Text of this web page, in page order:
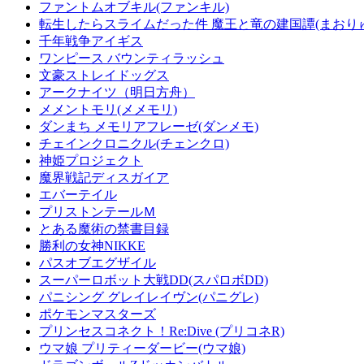
ファントムオブキル(ファンキル)
転生したらスライムだった件 魔王と竜の建国譚(まおり
千年戦争アイギス
ワンピース バウンティラッシュ
文豪ストレイドッグス
アークナイツ（明日方舟）
メメントモリ(メメモリ)
ダンまち メモリアフレーゼ(ダンメモ)
チェインクロニクル(チェンクロ)
神姫プロジェクト
魔界戦記ディスガイア
エバーテイル
プリストンテールＭ
とある魔術の禁書目録
勝利の女神NIKKE
パスオブエグザイル
スーパーロボット大戦DD(スパロボDD)
パニシング グレイレイヴン(パニグレ)
ポケモンマスターズ
プリンセスコネクト！Re:Dive (プリコネR)
ウマ娘 プリティーダービー(ウマ娘)